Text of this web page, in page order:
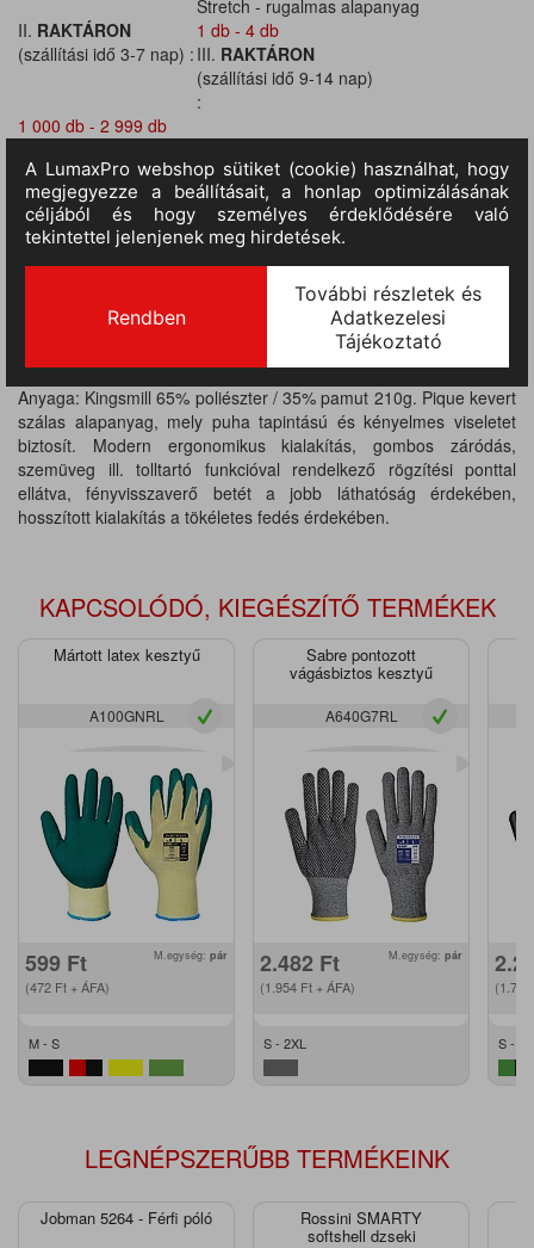
Stretch - rugalmas alapanyag
II. RAKTÁRON
(szállítási idő 3-7 nap) :
1 db - 4 db
III. RAKTÁRON
(szállítási idő 9-14 nap)
:
1 000 db - 2 999 db
TERMÉKINFORMÁCIÓ
MÉRETTÁBLÁZAT
Anyaga: Kingsmill 65% poliészter / 35% pamut 210g. Pique kevert
szálas alapanyag, mely puha tapintású és kényelmes viseletet
biztosít. Modern ergonomikus kialakítás, gombos záródás,
szemüveg ill. tolltartó funkcióval rendelkező rögzítési ponttal
ellátva, fényvisszaverő betét a jobb láthatóság érdekében,
hosszított kialakítás a tökéletes fedés érdekében.
KAPCSOLÓDÓ, KIEGÉSZÍTŐ TERMÉKEK
Mártott latex kesztyű
A100GNRL
599 Ft
(472 Ft + ÁFA)
M.egység: pár
M - S
Sabre pontozott
vágásbiztos kesztyű
A640G7RL
2.482 Ft
(1.954 Ft + ÁFA)
M.egység: pár
S - 2XL
(1.792
S - XL
LEGNÉPSZERŰBB TERMÉKEINK
Jobman 5264 - Férfi póló Rossini SMARTY
softshell dzseki